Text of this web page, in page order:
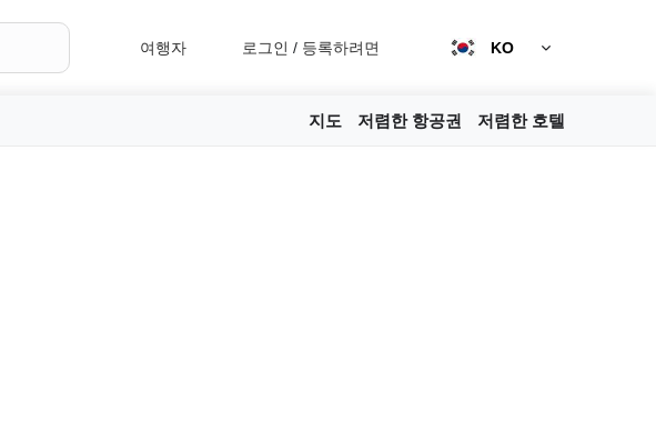
여행자 로그인 / 등록하려면 KO
지도 저렴한 항공권 저렴한 호텔